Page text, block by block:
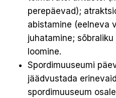
perepäevad);
abistamine (eelneva
juhatamine;
loomine.
Spordimuuseumi
jäädvustada
spordimuuseum